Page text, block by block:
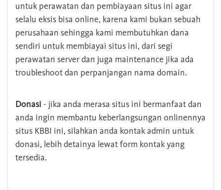
untuk perawatan dan pembiayaan situs ini agar
selalu eksis bisa online, karena kami bukan sebuah
perusahaan sehingga kami membutuhkan dana
sendiri untuk membiayai situs ini, dari segi
perawatan server dan juga maintenance jika ada
troubleshoot dan perpanjangan nama domain.
Donasi - jika anda merasa situs ini bermanfaat dan
anda ingin membantu keberlangsungan onlinennya
situs KBBI ini, silahkan anda kontak admin untuk
donasi, lebih detainya lewat form kontak yang
tersedia.